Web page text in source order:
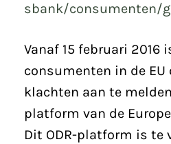
sbank/consumenten/
Vanaf 15 februari 2016
consumenten in de
klachten aan te
platform van de
Dit ODR-platform is te